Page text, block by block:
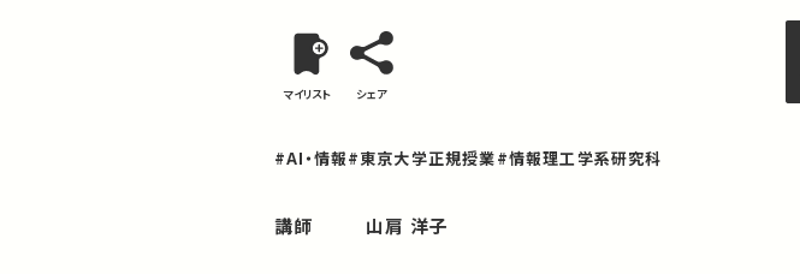
マイリスト シェア
#AI・情報#東京大学正規授業#情報理工学系研究科
講師 山肩 洋子